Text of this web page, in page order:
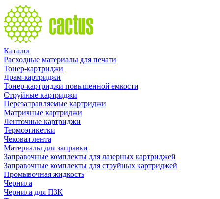
Каталог
Расходные материалы для печати
Тонер-картриджи
Драм-картриджи
Тонер-картриджи повышенной емкости
Струйные картриджи
Перезаправляемые картриджи
Матричные картриджи
Ленточные картриджи
Термоэтикетки
Чековая лента
Материалы для заправки
Заправочные комплекты для лазерных картриджей
Заправочные комплекты для струйных картриджей
Промывочная жидкость
Чернила
Чернила для ПЗК